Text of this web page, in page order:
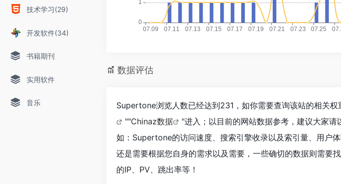
技术学习(29)
开发软件(34)
书籍期刊
实用软件
音乐
数据评估
Supertone浏览人数已经达到231，如你需要查询该站的相关权
""Chinaz数据
"进入；以目前的网站数据参考，建议大家
如：Supertone的访问速度、搜索引擎收录以及索引量、用户
还是需要根据您自身的需求以及需要，一些确切的数据则需要
的IP、PV、跳出率等！